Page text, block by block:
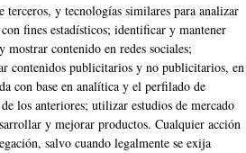
y tecnologías similares para analizar
fines estadísticos; identificar y mantener
mostrar contenido en redes sociales;
contenidos publicitarios y no publicitarios, en
con base en analítica y el perfilado de
los anteriores; utilizar estudios de mercado
y mejorar productos. Cualquier acción
salvo cuando legalmente se exija